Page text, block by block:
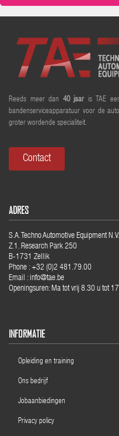
Reeds meer dan 40 jaar is TAE
bandenserviceapparatuur voor de
groter wordende specialiteit.
Contact
ADRES
S.A. Techno Automotive Equipment N.V.
Z.1. Research Park 250
B-1731 Zellik
Phone : +32 (0)2 481.79.00
Email : info@tae.be
Openingsuren: Ma tot vrij 8.30 u tot
INFORMATIE
Opleiding en training
Ons bedrijf
Jobaanbiedingen
Privacy policy